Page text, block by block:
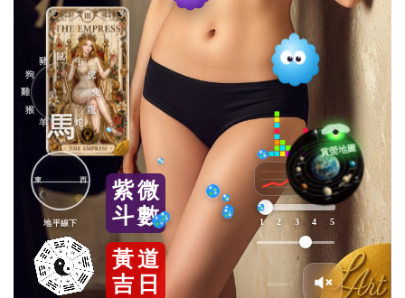
紫微
斗數
黃道
吉 日
1 2 3 4 5
鼠
牛
虎
兔
龍
蛇
馬
羊
猴
雞
狗
豬
東 西
地平線下